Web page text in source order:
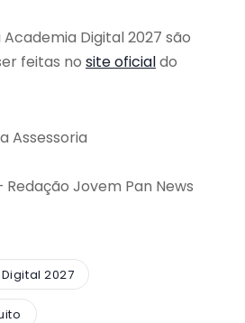
Digital 2027 são
feitas no site oficialdo
Assessoria
Redação Jovem Pan News
2027